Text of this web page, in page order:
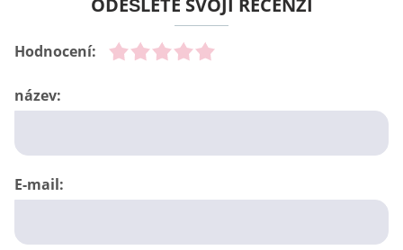
ODEŠLETE SVOJI RECENZI
Hodnocení:
název:
E-mail: